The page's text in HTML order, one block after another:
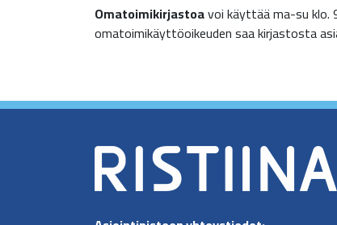
Omatoimikirjastoavoi käyttää ma-su klo.
omatoimikäyttöoikeuden saa kirjastosta